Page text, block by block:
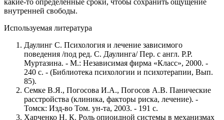
внутренней свободы.
Используемая литература
Даулинг С. Психология и лечение зависимого
поведения /под ред. С. Даулинга/ Пер. с англ. Р.Р.
Муртазина. - М.: Независимая фирма «Класс», 2000. -
240 с. - (Библиотека психологии и психотерапии, Вып.
85).
Семке В.Я., Погосова И.А., Погосов А.В. Панические
расстройства (клиника, факторы риска, лечение). -
Томск: Изд-во Том. ун-та, 2003. - 191 с.
Харченко Н. К. Роль опиоидной системы в механизмах